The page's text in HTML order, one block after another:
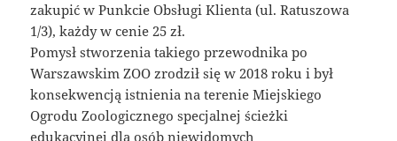
zakupić w Punkcie Obsługi Klienta (ul. Ratuszowa
1/3), każdy w cenie 25 zł.
Pomysł stworzenia takiego przewodnika po
Warszawskim ZOO zrodził się w 2018 roku i był
konsekwencją istnienia na terenie Miejskiego
Ogrodu Zoologicznego specjalnej ścieżki
edukacyjnej dla osób niewidomych